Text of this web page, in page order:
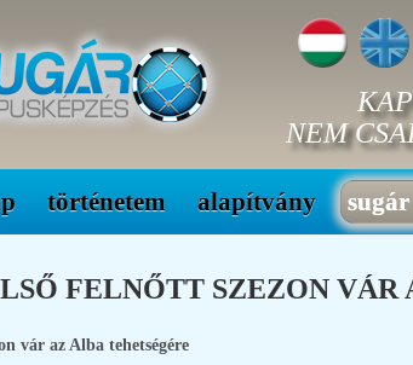
NEM
történetem alapítvány
FELNŐTT SZEZON VÁR
vár az Alba tehetségére